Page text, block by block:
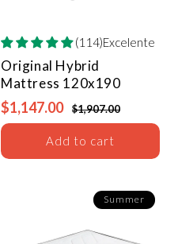
(114)Excelente
Original Hybrid
Mattress 120x190
$1,147.00 $1,907.00
Add to cart
Summer